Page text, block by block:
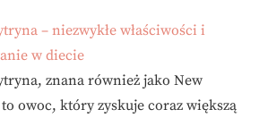
– niezwykłe właściwości i
w diecie
znana również jako New
owoc, który zyskuje coraz większą